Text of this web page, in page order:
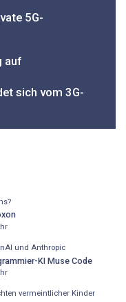
5G-
auf
sich vom 3G-
und Anthropic
KI Muse Code
vermeintlicher Kinder